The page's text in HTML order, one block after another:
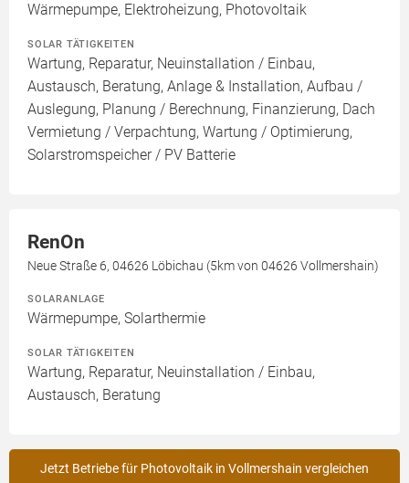
Wärmepumpe, Elektroheizung, Photovoltaik
SOLAR TÄTIGKEITEN
Wartung, Reparatur, Neuinstallation / Einbau,
Austausch, Beratung, Anlage & Installation, Aufbau /
Auslegung, Planung / Berechnung, Finanzierung, Dach
Vermietung / Verpachtung, Wartung / Optimierung,
Solarstromspeicher / PV Batterie
RenOn
Neue Straße 6, 04626 Löbichau (5km von 04626 Vollmershain)
SOLARANLAGE
Wärmepumpe, Solarthermie
SOLAR TÄTIGKEITEN
Wartung, Reparatur, Neuinstallation / Einbau,
Austausch, Beratung
Jetzt Betriebe für Photovoltaik in Vollmershain vergleichen